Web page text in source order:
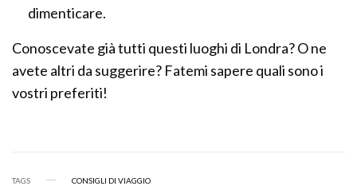
dimenticare.
Conoscevate già tutti questi luoghi di Londra? O ne
avete altri da suggerire? Fatemi sapere quali sono i
vostri preferiti!
TAGS CONSIGLI DI VIAGGIO